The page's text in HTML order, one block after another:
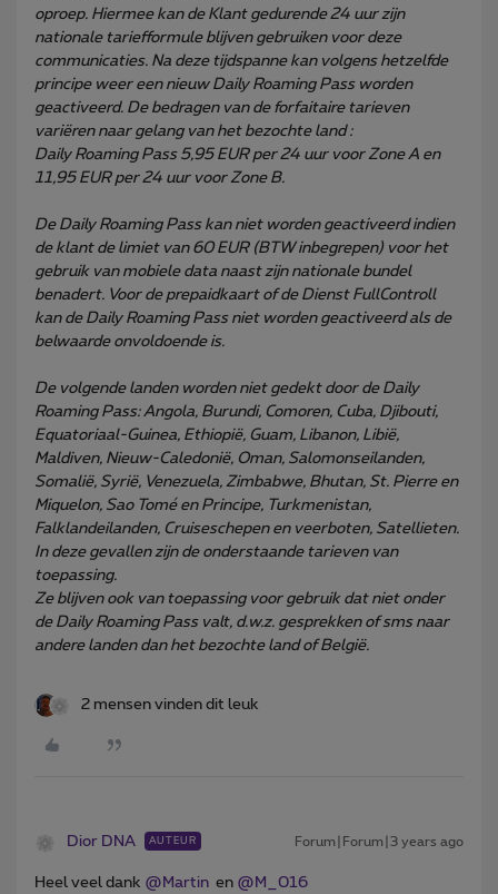
oproep. Hiermee kan de Klant gedurende 24 uur zijn
nationale tariefformule blijven gebruiken voor deze
communicaties. Na deze tijdspanne kan volgens hetzelfde
principe weer een nieuw Daily Roaming Pass worden
geactiveerd. De bedragen van de forfaitaire tarieven
variëren naar gelang van het bezochte land :
Daily Roaming Pass 5,95 EUR per 24 uur voor Zone A en
11,95 EUR per 24 uur voor Zone B.
De Daily Roaming Pass kan niet worden geactiveerd indien
de klant de limiet van 60 EUR (BTW inbegrepen) voor het
gebruik van mobiele data naast zijn nationale bundel
benadert. Voor de prepaidkaart of de Dienst FullControll
kan de Daily Roaming Pass niet worden geactiveerd als de
belwaarde onvoldoende is.
De volgende landen worden niet gedekt door de Daily
Roaming Pass: Angola, Burundi, Comoren, Cuba, Djibouti,
Equatoriaal-Guinea, Ethiopië, Guam, Libanon, Libië,
Maldiven, Nieuw-Caledonië, Oman, Salomonseilanden,
Somalië, Syrië, Venezuela, Zimbabwe, Bhutan, St. Pierre en
Miquelon, Sao Tomé en Principe, Turkmenistan,
Falklandeilanden, Cruiseschepen en veerboten, Satellieten.
In deze gevallen zijn de onderstaande tarieven van
toepassing.
Ze blijven ook van toepassing voor gebruik dat niet onder
de Daily Roaming Pass valt, d.w.z. gesprekken of sms naar
andere landen dan het bezochte land of België.
2 mensen vinden dit leuk
Dior DNA AUTEUR Forum|Forum|3 years ago
Heel veel dank @Martin en @M_016